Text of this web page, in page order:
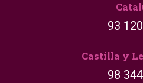
93
Castilla y
98